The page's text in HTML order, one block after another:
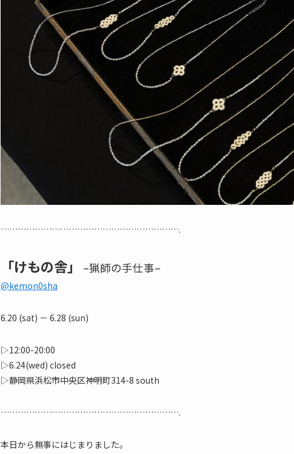
……………………………………………………….
「けもの舎」 –猟師の手仕事–
@kemon0sha
6.20 (sat) － 6.28 (sun)
▷12:00-20:00
▷6.24(wed) closed
▷静岡県浜松市中央区神明町314-8 south
……………………………………………………….
本日から無事にはじまりました。